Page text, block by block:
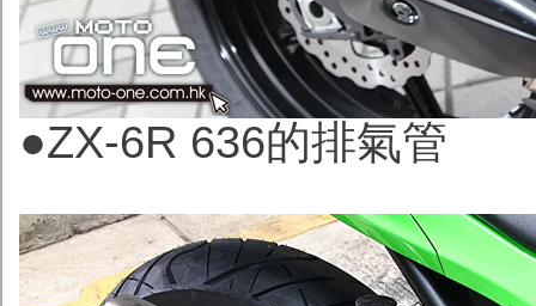
●ZX-6R 636的排氣管